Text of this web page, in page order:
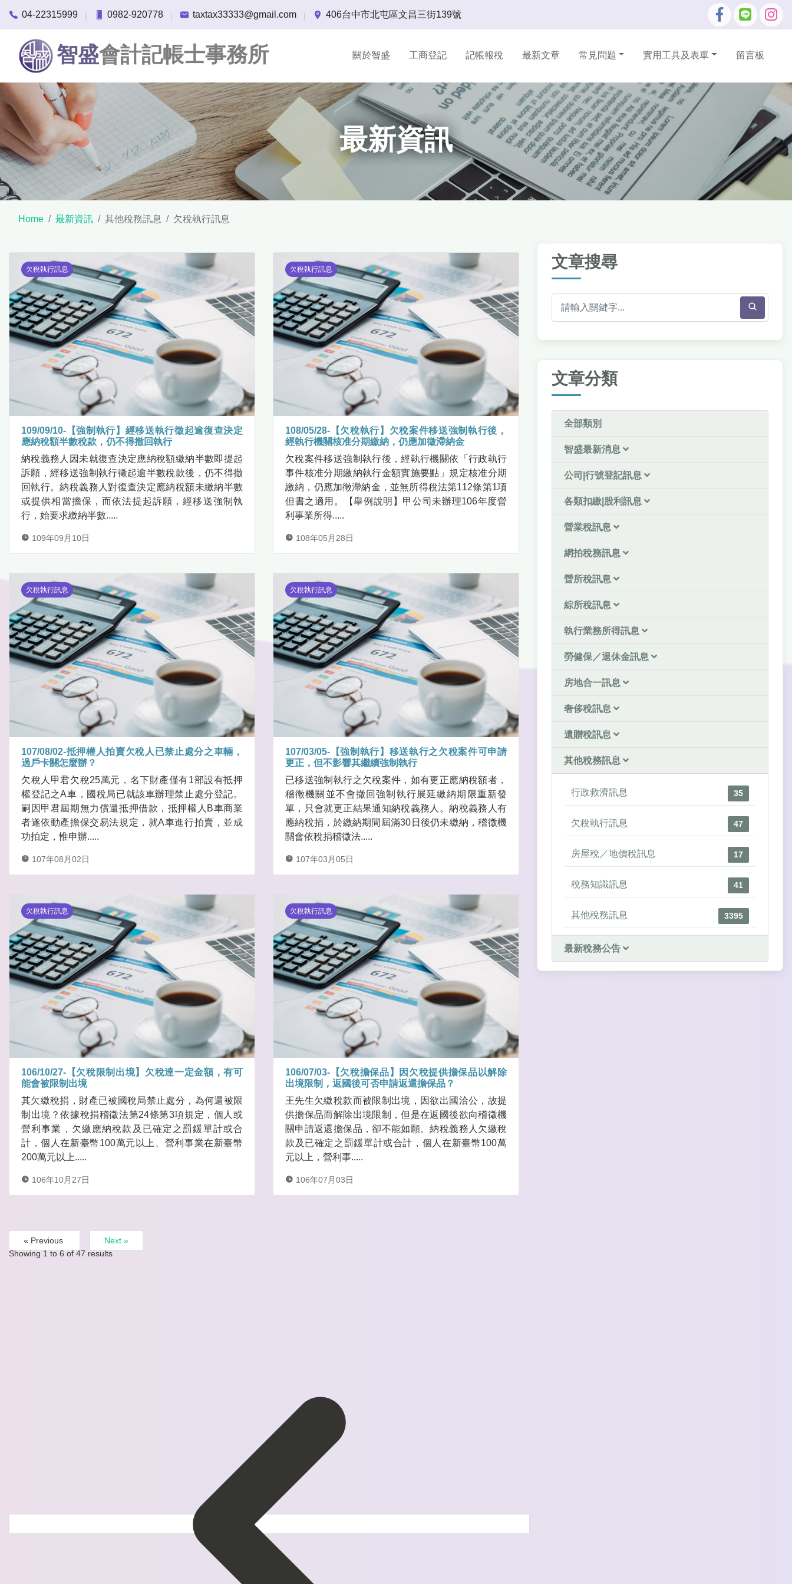
04-22315999 | 0982-920778 | taxtax33333@gmail.com | 406台中市北屯區文昌三街139號
智盛會計記帳士事務所 關於智盛 工商登記 記帳報稅 最新文章 常見問題 實用工具及表單 留言板
最新資訊
Home 最新資訊 其他稅務訊息 欠稅執行訊息
欠稅執行訊息
109/09/10-【強制執行】經移送執行徵起逾復查決定
應納稅額半數稅款，仍不得撤回執行
納稅義務人因未就復查決定應納稅額繳納半數即提起
訴願，經移送強制執行徵起逾半數稅款後，仍不得撤
回執行。納稅義務人對復查決定應納稅額未繳納半數
或提供相當擔保，而依法提起訴願，經移送強制執
行，始要求繳納半數.....
109年09月10日
欠稅執行訊息
108/05/28-【欠稅執行】欠稅案件移送強制執行後，
經執行機關核准分期繳納，仍應加徵滯納金
欠稅案件移送強制執行後，經執行機關依「行政執行
事件核准分期繳納執行金額實施要點」規定核准分期
繳納，仍應加徵滯納金，並無所得稅法第112條第1項
但書之適用。【舉例說明】甲公司未辦理106年度營
利事業所得.....
108年05月28日
欠稅執行訊息
107/08/02-抵押權人拍賣欠稅人已禁止處分之車輛，
過戶卡關怎麼辦？
欠稅人甲君欠稅25萬元，名下財產僅有1部設有抵押
權登記之A車，國稅局已就該車辦理禁止處分登記。
嗣因甲君屆期無力償還抵押借款，抵押權人B車商業
者遂依動產擔保交易法規定，就A車進行拍賣，並成
功拍定，惟申辦.....
107年08月02日
欠稅執行訊息
107/03/05-【強制執行】移送執行之欠稅案件可申請
更正，但不影響其繼續強制執行
已移送強制執行之欠稅案件，如有更正應納稅額者，
稽徵機關並不會撤回強制執行展延繳納期限重新發
單，只會就更正結果通知納稅義務人。納稅義務人有
應納稅捐，於繳納期間屆滿30日後仍未繳納，稽徵機
關會依稅捐稽徵法.....
107年03月05日
欠稅執行訊息
106/10/27-【欠稅限制出境】欠稅達一定金額，有可
能會被限制出境
其欠繳稅捐，財產已被國稅局禁止處分，為何還被限
制出境？依據稅捐稽徵法第24條第3項規定，個人或
營利事業，欠繳應納稅款及已確定之罰鍰單計或合
計，個人在新臺幣100萬元以上、營利事業在新臺幣
200萬元以上.....
106年10月27日
欠稅執行訊息
106/07/03-【欠稅擔保品】因欠稅提供擔保品以解除
出境限制，返國後可否申請返還擔保品？
王先生欠繳稅款而被限制出境，因欲出國洽公，故提
供擔保品而解除出境限制，但是在返國後欲向稽徵機
關申請返還擔保品，卻不能如願。納稅義務人欠繳稅
款及已確定之罰鍰單計或合計，個人在新臺幣100萬
元以上，營利事.....
106年07月03日
« Previous
Next »
Showing 1 to 6 of 47 results
文章搜尋
文章分類
全部類別
智盛最新消息
公司|行號登記訊息
各類扣繳|股利訊息
營業稅訊息
網拍稅務訊息
營所稅訊息
綜所稅訊息
執行業務所得訊息
勞健保／退休金訊息
房地合一訊息
奢侈稅訊息
遺贈稅訊息
其他稅務訊息
行政救濟訊息 35
欠稅執行訊息 47
房屋稅／地價稅訊息 17
稅務知識訊息 41
其他稅務訊息 3395
最新稅務公告